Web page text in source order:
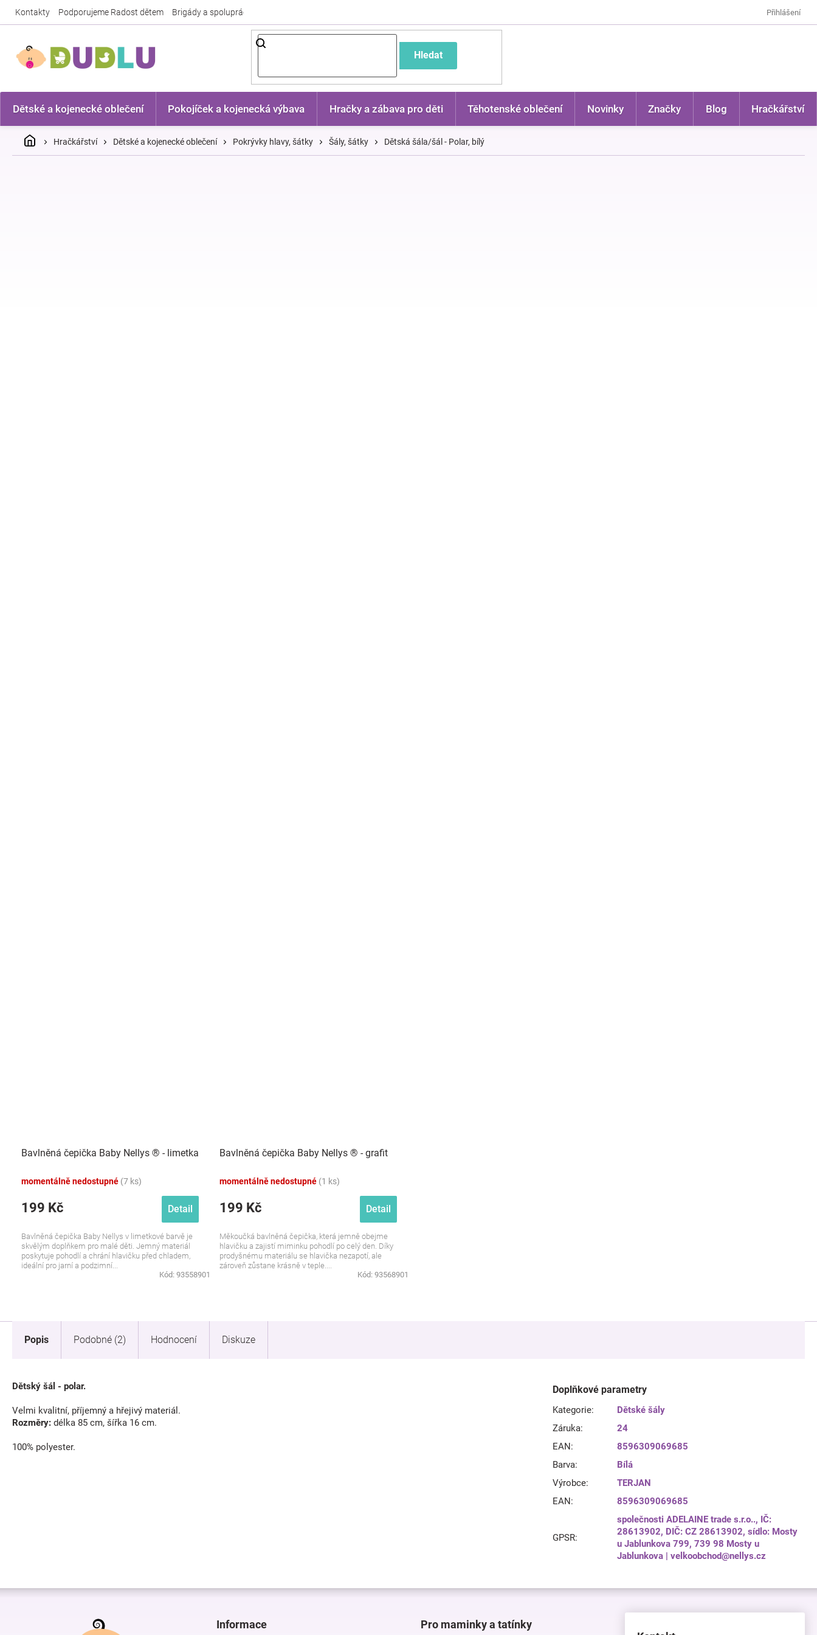
Kontakty Podporujeme Radost dětem Brigády a spolupráce Přihlášení
Hledat
Dětské a kojenecké oblečení Pokojíček a kojenecká výbava Hračky a zábava pro děti Těhotenské oblečení Novinky Značky Blog Hračkářství
DomůHračkářství Dětské a kojenecké oblečení Pokrývky hlavy, šátky Šály, šátky Dětská šála/šál - Polar, bílý
Bavlněná čepička Baby Nellys ® - limetka
momentálně nedostupné (7 ks)
199 Kč Detail
Bavlněná čepička Baby Nellys v limetkové barvě je
skvělým doplňkem pro malé děti. Jemný materiál
poskytuje pohodlí a chrání hlavičku před chladem,
ideální pro jarní a podzimní...
Kód: 93558901
Bavlněná čepička Baby Nellys ® - grafit
momentálně nedostupné (1 ks)
199 Kč Detail
Měkoučká bavlněná čepička, která jemně obejme
hlavičku a zajistí miminku pohodlí po celý den. Díky
prodyšnému materiálu se hlavička nezapotí, ale
zároveň zůstane krásně v teple....
Kód: 93568901
Popis Podobné (2) Hodnocení Diskuze
Dětský šál - polar.
Velmi kvalitní, příjemný a hřejivý materiál.
Rozměry: délka 85 cm, šířka 16 cm.
100% polyester.
Doplňkové parametry
Kategorie:
Dětské šály
Záruka:
24
EAN:
8596309069685
Barva:
Bílá
Výrobce:
TERJAN
EAN: 8596309069685
GPSR:
společnosti ADELAINE trade s.r.o.., IČ:
28613902, DIČ: CZ 28613902, sídlo: Mosty
u Jablunkova 799, 739 98 Mosty u
Jablunkova | velkoobchod@nellys.cz
Z
Informace
Pro maminky a tatínky